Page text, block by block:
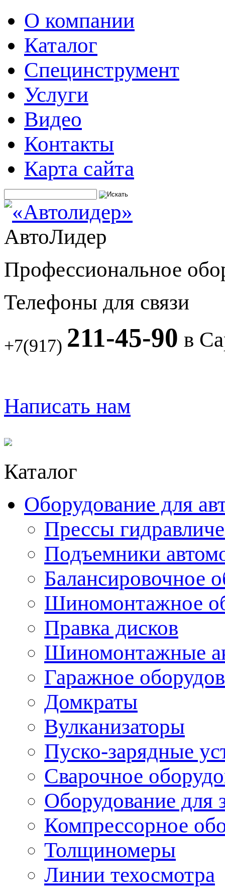
О компании
Каталог
Специнструмент
Услуги
Видео
Контакты
Карта сайта
АвтоЛидер
Профессиональное
Телефоны для связи
+7(917) 211-45-90 в
Написать нам
Каталог
Оборудование для
Прессы
Подъемники
Балансировочное
Шиномонтажное
Правка дисков
Шиномонтажные
Гаражное
Домкраты
Вулканизаторы
Пуско-зарядные
Сварочное
Оборудование для
Компрессорное
Толщиномеры
Линии техосмотра